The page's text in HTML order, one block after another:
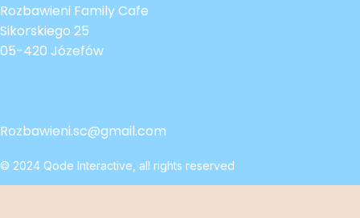
Rozbawieni Family Cafe
Sikorskiego 25
05-420 Józefów
Rozbawieni.sc@gmail.com
© 2024 Qode Interactive , all rights reserved